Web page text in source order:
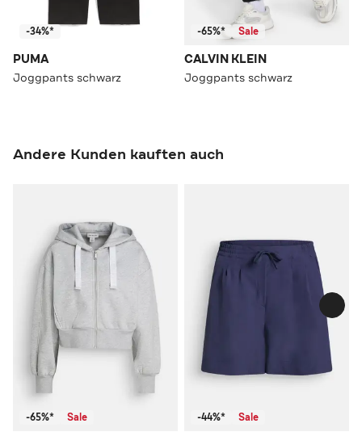
-34%*
PUMA
Joggpants schwarz
-65%* Sale
CALVIN KLEIN
Joggpants schwarz
Andere Kunden kauften auch
-65%* Sale -44%* Sale